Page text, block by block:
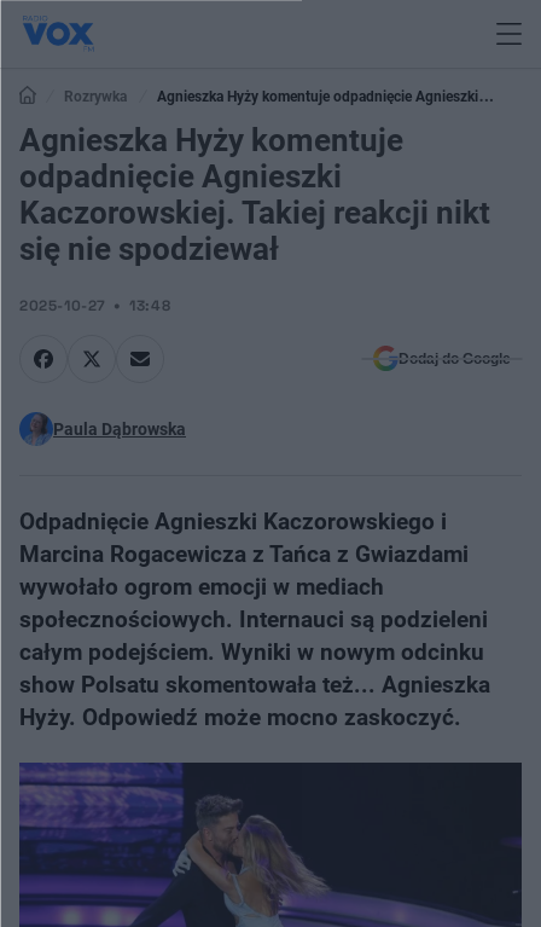
Rozrywka
Agnieszka Hyży komentuje odpadnięcie Agnieszki
Kaczorowskiej. Takiej reakcji nikt się nie spodziewał
Agnieszka Hyży komentuje
odpadnięcie Agnieszki
Kaczorowskiej. Takiej reakcji nikt
się nie spodziewał
2025-10-27 13:48
Dodaj do Google
Paula Dąbrowska
Odpadnięcie Agnieszki Kaczorowskiego i
Marcina Rogacewicza z Tańca z Gwiazdami
wywołało ogrom emocji w mediach
społecznościowych. Internauci są podzieleni
całym podejściem. Wyniki w nowym odcinku
show Polsatu skomentowała też... Agnieszka
Hyży. Odpowiedź może mocno zaskoczyć.